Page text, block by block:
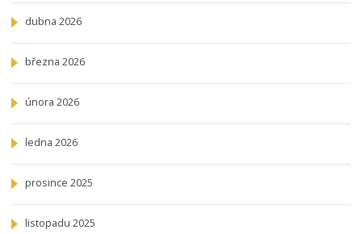
dubna 2026
března 2026
února 2026
ledna 2026
prosince 2025
listopadu 2025